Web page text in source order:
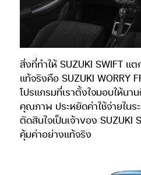
สิ่งที่ทำให้ SUZUKI SWIFT แ
แท้จริงคือ SUZUKI WORRY
โปรแกรมที่เราตั้งใจมอบให้นา
คุณภาพ ประหยัดค่าใช้จ่ายในร
ตัดสินใจเป็นเจ้าของ SUZUKI
คุ้มค่าอย่างแท้จริง